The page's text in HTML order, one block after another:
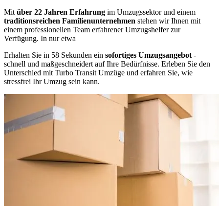
Mit über 22 Jahren Erfahrung im Umzugssektor und einem
traditionsreichen Familienunternehmen stehen wir Ihnen mit
einem professionellen Team erfahrener Umzugshelfer zur
Verfügung. In nur etwa
Erhalten Sie in 58 Sekunden ein sofortiges Umzugsangebot -
schnell und maßgeschneidert auf Ihre Bedürfnisse. Erleben Sie den
Unterschied mit Turbo Transit Umzüge und erfahren Sie, wie
stressfrei Ihr Umzug sein kann.